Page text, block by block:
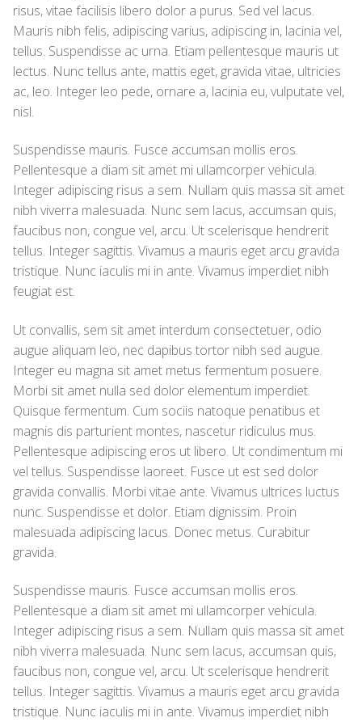
risus, vitae facilisis libero dolor a purus. Sed vel lacus.
Mauris nibh felis, adipiscing varius, adipiscing in, lacinia vel,
tellus. Suspendisse ac urna. Etiam pellentesque mauris ut
lectus. Nunc tellus ante, mattis eget, gravida vitae, ultricies
ac, leo. Integer leo pede, ornare a, lacinia eu, vulputate vel,
nisl.
Suspendisse mauris. Fusce accumsan mollis eros.
Pellentesque a diam sit amet mi ullamcorper vehicula.
Integer adipiscing risus a sem. Nullam quis massa sit amet
nibh viverra malesuada. Nunc sem lacus, accumsan quis,
faucibus non, congue vel, arcu. Ut scelerisque hendrerit
tellus. Integer sagittis. Vivamus a mauris eget arcu gravida
tristique. Nunc iaculis mi in ante. Vivamus imperdiet nibh
feugiat est.
Ut convallis, sem sit amet interdum consectetuer, odio
augue aliquam leo, nec dapibus tortor nibh sed augue.
Integer eu magna sit amet metus fermentum posuere.
Morbi sit amet nulla sed dolor elementum imperdiet.
Quisque fermentum. Cum sociis natoque penatibus et
magnis dis parturient montes, nascetur ridiculus mus.
Pellentesque adipiscing eros ut libero. Ut condimentum mi
vel tellus. Suspendisse laoreet. Fusce ut est sed dolor
gravida convallis. Morbi vitae ante. Vivamus ultrices luctus
nunc. Suspendisse et dolor. Etiam dignissim. Proin
malesuada adipiscing lacus. Donec metus. Curabitur
gravida.
Suspendisse mauris. Fusce accumsan mollis eros.
Pellentesque a diam sit amet mi ullamcorper vehicula.
Integer adipiscing risus a sem. Nullam quis massa sit amet
nibh viverra malesuada. Nunc sem lacus, accumsan quis,
faucibus non, congue vel, arcu. Ut scelerisque hendrerit
tellus. Integer sagittis. Vivamus a mauris eget arcu gravida
tristique. Nunc iaculis mi in ante. Vivamus imperdiet nibh